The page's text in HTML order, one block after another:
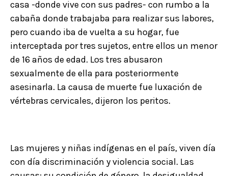
casa -donde vive con sus padres- con rumbo a la
cabaña donde trabajaba para realizar sus labores,
pero cuando iba de vuelta a su hogar, fue
interceptada por tres sujetos, entre ellos un menor
de 16 años de edad. Los tres abusaron
sexualmente de ella para posteriormente
asesinarla. La causa de muerte fue luxación de
vértebras cervicales, dijeron los peritos.
Las mujeres y niñas indígenas en el país, viven día
con día discriminación y violencia social. Las